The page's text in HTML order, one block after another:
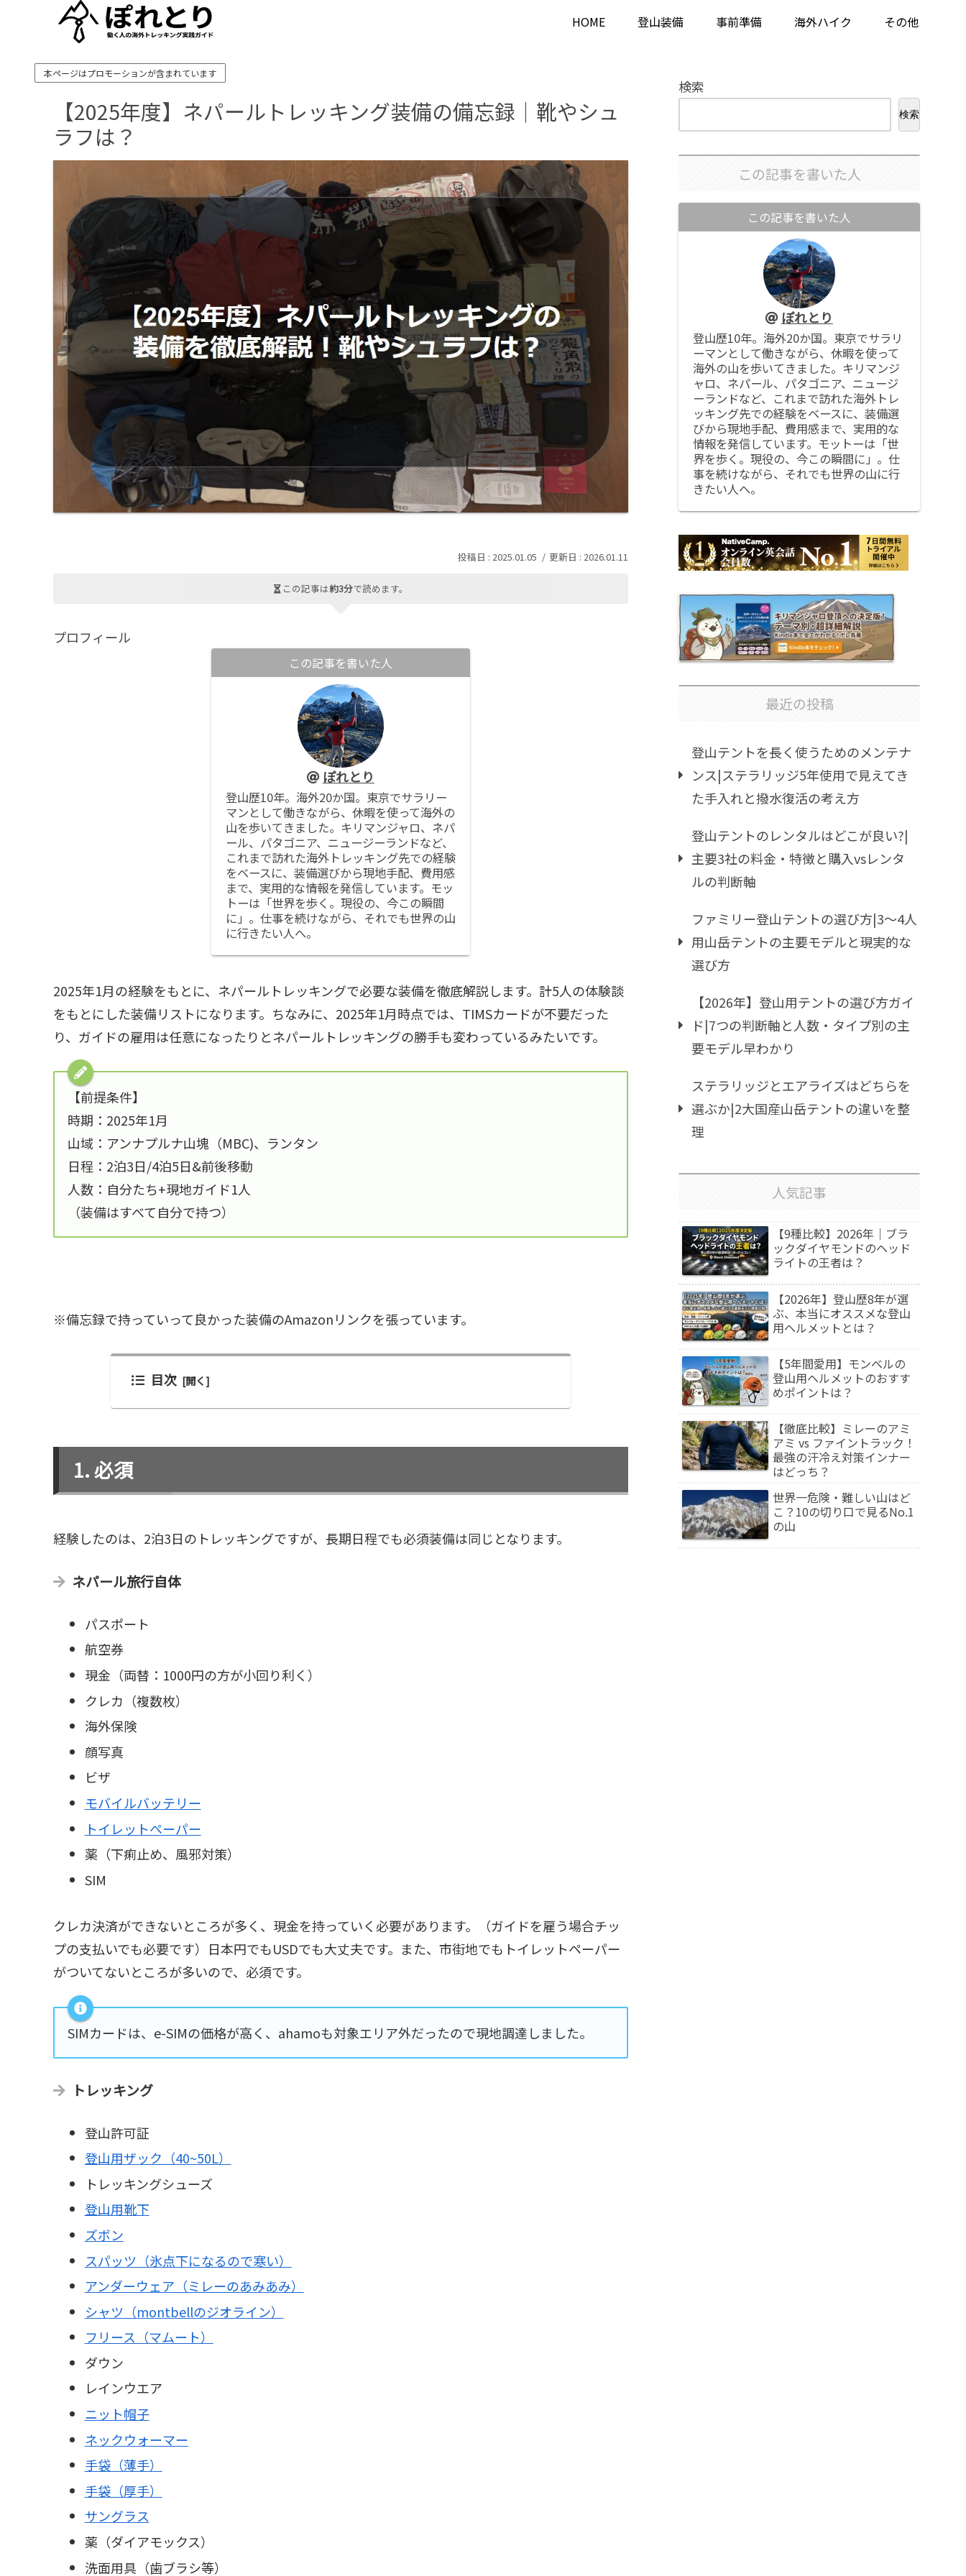
HOME 登山装備 事前準備 海外ハイク その他
本ページはプロモーションが含まれています
【2025年度】ネパールトレッキング装備の備忘録｜靴やシュ
ラフは？
2025.01.05 2026.01.11
この記事は約3分で読めます。
プロフィール
この記事を書いた人
ぽれとり
登山歴10年。海外20か国。東京でサラリー
マンとして働きながら、休暇を使って海外の
山を歩いてきました。キリマンジャロ、ネパ
ール、パタゴニア、ニュージーランドなど、
これまで訪れた海外トレッキング先での経験
をベースに、装備選びから現地手配、費用感
まで、実用的な情報を発信しています。モッ
トーは「世界を歩く。現役の、今この瞬間
に」。仕事を続けながら、それでも世界の山
に行きたい人へ。
2025年1月の経験をもとに、ネパールトレッキングで必要な装備を徹底解説します。計5人の体験談
をもとにした装備リストになります。ちなみに、2025年1月時点では、TIMSカードが不要だった
り、ガイドの雇用は任意になったりとネパールトレッキングの勝手も変わっているみたいです。
【前提条件】
時期：2025年1月
山域：アンナプルナ山塊（MBC)、ランタン
日程：2泊3日/4泊5日&前後移動
人数：自分たち+現地ガイド1人
（装備はすべて自分で持つ）
※備忘録で持っていって良かった装備のAmazonリンクを張っています。
目次
必須
経験したのは、2泊3日のトレッキングですが、長期日程でも必須装備は同じとなります。
ネパール旅行自体
パスポート
航空券
現金（両替：1000円の方が小回り利く）
クレカ（複数枚）
海外保険
顔写真
ビザ
モバイルバッテリー
トイレットペーパー
薬（下痢止め、風邪対策）
SIM
クレカ決済ができないところが多く、現金を持っていく必要があります。（ガイドを雇う場合チッ
プの支払いでも必要です）日本円でもUSDでも大丈夫です。また、市街地でもトイレットペーパー
がついてないところが多いので、必須です。
SIMカードは、e-SIMの価格が高く、ahamoも対象エリア外だったので現地調達しました。
トレッキング
登山許可証
登山用ザック（40~50L）
トレッキングシューズ
登山用靴下
ズボン
スパッツ（氷点下になるので寒い）
アンダーウェア（ミレーのあみあみ）
シャツ（montbellのジオライン）
フリース（マムート）
ダウン
レインウエア
ニット帽子
ネックウォーマー
手袋（薄手）
手袋（厚手）
サングラス
薬（ダイアモックス）
洗面用具（歯ブラシ等）
検索
検索
この記事を書いた人
この記事を書いた人
ぽれとり
登山歴10年。海外20か国。東京でサラリ
ーマンとして働きながら、休暇を使って
海外の山を歩いてきました。キリマンジ
ャロ、ネパール、パタゴニア、ニュージ
ーランドなど、これまで訪れた海外トレ
ッキング先での経験をベースに、装備選
びから現地手配、費用感まで、実用的な
情報を発信しています。モットーは「世
界を歩く。現役の、今この瞬間に」。仕
事を続けながら、それでも世界の山に行
きたい人へ。
最近の投稿
登山テントを長く使うためのメンテナ
ンス|ステラリッジ5年使用で見えてき
た手入れと撥水復活の考え方
登山テントのレンタルはどこが良い?|
主要3社の料金・特徴と購入vsレンタ
ルの判断軸
ファミリー登山テントの選び方|3〜4人
用山岳テントの主要モデルと現実的な
選び方
【2026年】登山用テントの選び方ガイ
ド|7つの判断軸と人数・タイプ別の主
要モデル早わかり
ステラリッジとエアライズはどちらを
選ぶか|2大国産山岳テントの違いを整
理
人気記事
【9種比較】2026年｜ブラ
ックダイヤモンドのヘッド
ライトの王者は？
【2026年】登山歴8年が選
ぶ、本当にオススメな登山
用ヘルメットとは？
【5年間愛用】モンベルの
登山用ヘルメットのおすす
めポイントは？
【徹底比較】ミレーのアミ
アミ vs ファイントラック！
最強の汗冷え対策インナー
はどっち？
世界一危険・難しい山はど
こ？10の切り口で見るNo.1
の山